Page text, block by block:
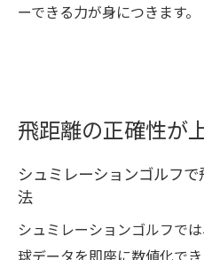
ーできる力が身につきます。
飛距離の正確性が
シュミレーションゴルフ
法
シュミレーションゴルフで